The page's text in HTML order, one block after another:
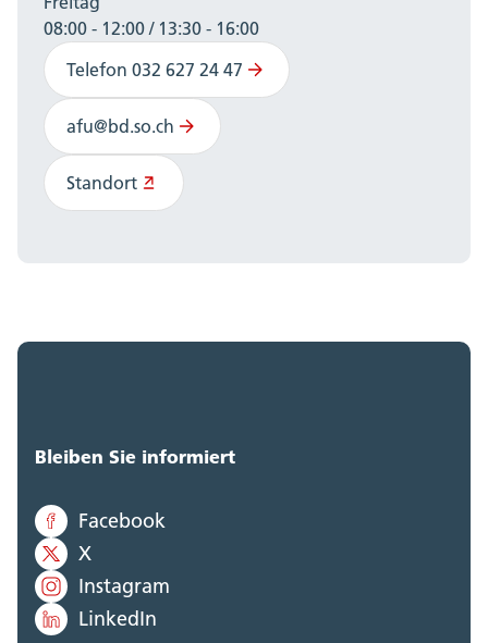
848 KB)
Schlussbericht UVP-Workshop 2014 (pdf,
Schlussbericht UVP-Workshop 2013 (pdf,
08:00 - 12:00 / 13:30 - 16:00
Telefon 032 627 24 47
afu@bd.so.ch
Standort
Bleiben Sie informiert
Facebook
X
Instagram
LinkedIn